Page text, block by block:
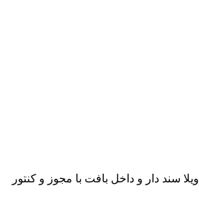
فروش 2 ویلا سند دار و داخل بافت با مجوز و کنتور